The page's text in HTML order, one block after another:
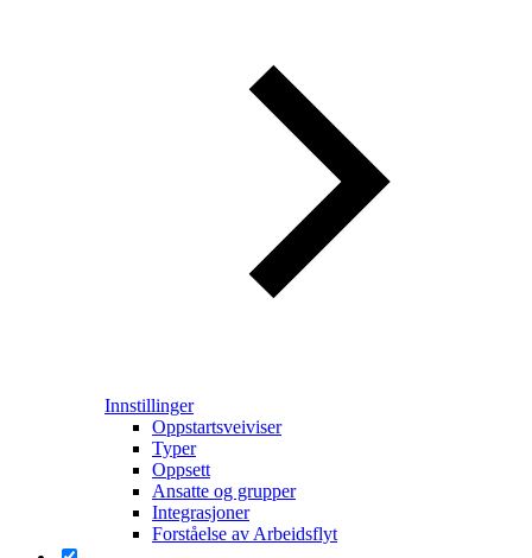
Innstillinger
Oppstartsveiviser
Typer
Oppsett
Ansatte og grupper
Integrasjoner
Forståelse av Arbeidsflyt